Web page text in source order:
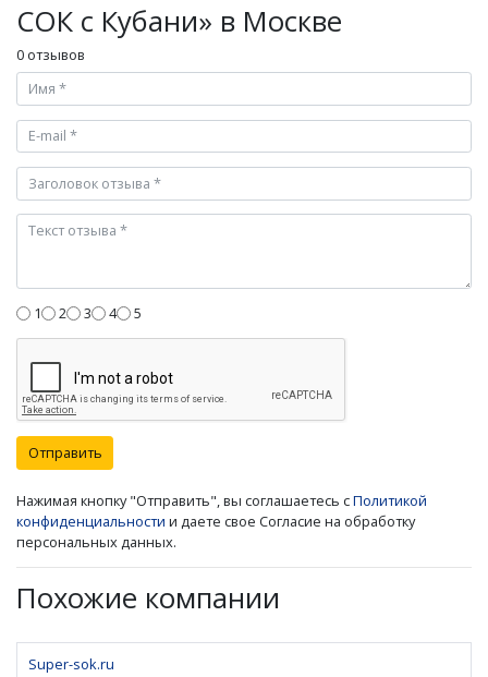
СОК с Кубани» в Москве
0 отзывов
1 2 3 4 5
Отправить
Нажимая кнопку "Отправить", вы соглашаетесь сПолитикой
конфиденциальности и даете свое Согласие на обработку
персональных данных.
Похожие компании
Super-sok.ru